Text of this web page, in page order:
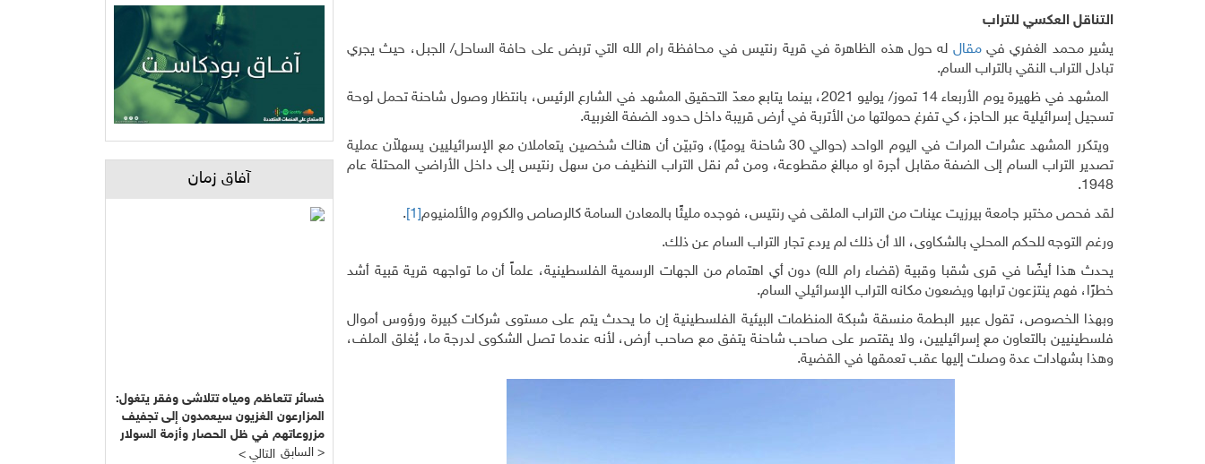
التناقل العكسي للتراب
يشير محمد الغفري فيمقال له حول هذه الظاهرة في قرية رنتيس في محافظة رام الله التي تربض على حافة الساحل/ الجبل، حيث يجري
تبادل التراب النقي بالتراب السام.
المشهد في ظهيرة يوم الأربعاء 14 تموز/ يوليو 2021، بينما يتابع معدّ التحقيق المشهد في الشارع الرئيس، بانتظار وصول شاحنة تحمل لوحة
تسجيل إسرائيلية عبر الحاجز، كي تفرغ حمولتها من الأتربة في أرض قريبة داخل حدود الضفة الغربية.
ويتكرر المشهد عشرات المرات في اليوم الواحد (حوالي 30 شاحنة يوميًا)، وتبيّن أن هناك شخصين يتعاملان مع الإسرائيليين يسهلاّن عملية
تصدير التراب السام إلى الضفة مقابل أجرة او مبالغ مقطوعة، ومن ثم نقل التراب النظيف من سهل رنتيس إلى داخل الأراضي المحتلة عام
1948.
لقد فحص مختبر جامعة بيرزيت عينات من التراب الملقى في رنتيس، فوجده مليئًا بالمعادن السامة كالرصاص والكروم والألمنيوم[1]
.
ورغم التوجه للحكم المحلي بالشكاوى، الا أن ذلك لم يردع تجار التراب السام عن ذلك.
يحدث هذا أيضًا في قرى شقبا وقبية (قضاء رام الله) دون أي اهتمام من الجهات الرسمية الفلسطينية، علماً أن ما تواجهه قرية قبية أشد
خطرًا، فهم ينتزعون ترابها ويضعون مكانه التراب الإسرائيلي السام.
وبهذا الخصوص، تقول عبير البطمة منسقة شبكة المنظمات البيئية الفلسطينية إن ما يحدث يتم على مستوى شركات كبيرة ورؤوس أموال
فلسطينيين بالتعاون مع إسرائيليين، ولا يقتصر على صاحب شاحنة يتفق مع صاحب أرض، لأنه عندما تصل الشكوى لدرجة ما، يُغلق الملف،
وهذا بشهادات عدة وصلت إليها عقب تعمقها في القضية.
آفاق زمان
خسائر تتعاظم ومياه تتلاشى وفقر يتغول:
المزارعون الغزيون سيعمدون إلى تجفيف
مزروعاتهم في ظل الحصار وأزمة السولار
وإغراق الأسواق بالمحاصيل الإسرائيلية
< التالي السابق >